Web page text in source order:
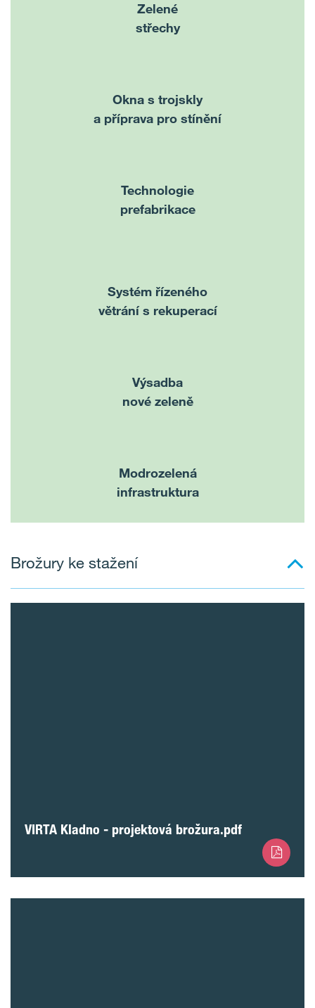
Zelené
střechy
Okna s trojskly
a příprava pro stínění
Technologie
prefabrikace
Systém řízeného
větrání s rekuperací
Výsadba
nové zeleně
Modrozelená
infrastruktura
Brožury ke stažení
VIRTA Kladno - projektová brožura.pdf